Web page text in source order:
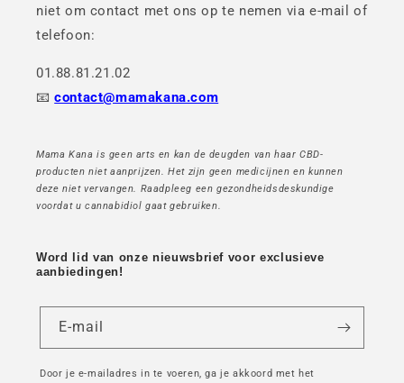
niet om contact met ons op te nemen via e-mail of
telefoon:
01.88.81.21.02
📧contact@mamakana.com
Mama Kana is geen arts en kan de deugden van haar CBD-
producten niet aanprijzen. Het zijn geen medicijnen en kunnen
deze niet vervangen. Raadpleeg een gezondheidsdeskundige
voordat u cannabidiol gaat gebruiken.
Word lid van onze nieuwsbrief voor exclusieve
aanbiedingen!
E-mail
Door je e-mailadres in te voeren, ga je akkoord met het